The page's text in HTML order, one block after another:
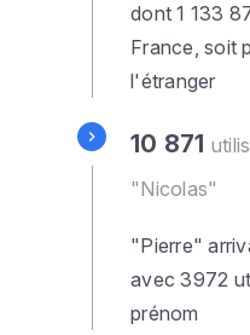
dont1 133
France, soit
l'étranger
10 871
"Nicolas"
"Pierre"
avec 3972
prénom